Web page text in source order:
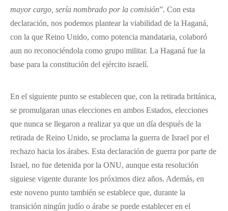
mayor cargo, sería nombrado por la comisión”. Con esta
declaración, nos podemos plantear la viabilidad de la Haganá,
con la que Reino Unido, como potencia mandataria, colaboró
aun no reconociéndola como grupo militar. La Haganá fue la
base para la constitución del ejército israelí.
En el siguiente punto se establecen que, con la retirada británica,
se promulgaran unas elecciones en ambos Estados, elecciones
que nunca se llegaron a realizar ya que un día después de la
retirada de Reino Unido, se proclama la guerra de Israel por el
rechazo hacia los árabes. Esta declaración de guerra por parte de
Israel, no fue detenida por la ONU, aunque esta resolución
siguiese vigente durante los próximos diez años. Además, en
este noveno punto también se establece que, durante la
transición ningún judío o árabe se puede establecer en el